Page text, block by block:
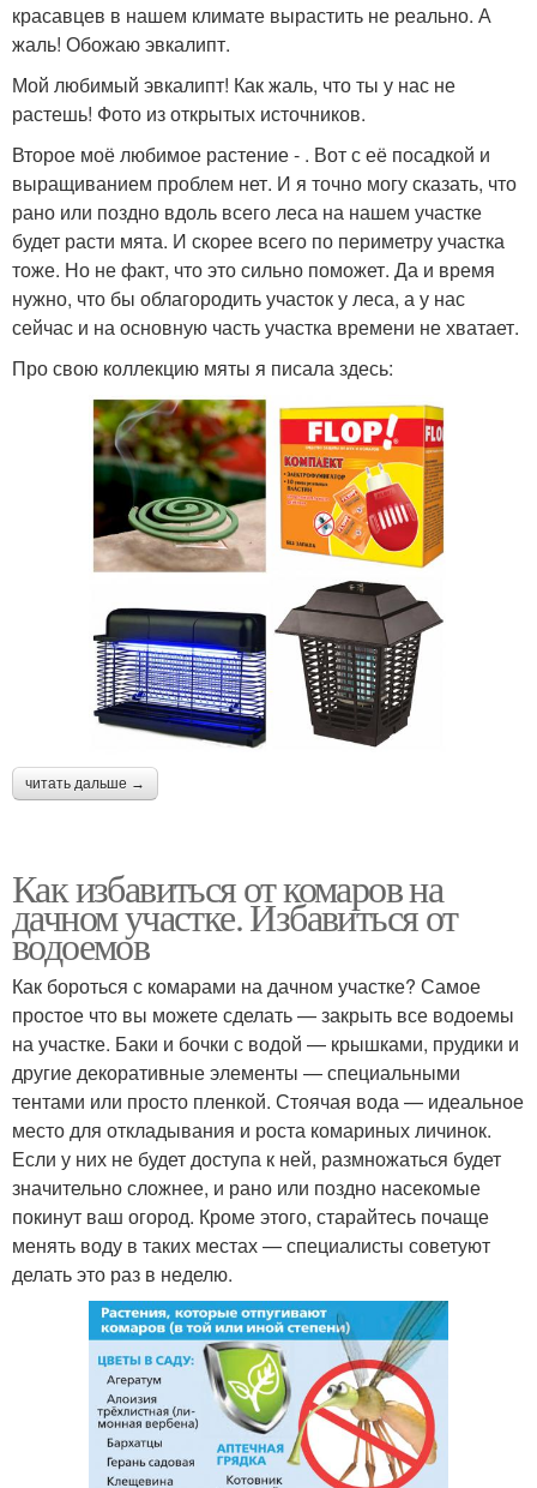
красавцев в нашем климате вырастить не реально. А
жаль! Обожаю эвкалипт.
Мой любимый эвкалипт! Как жаль, что ты у нас не
растешь! Фото из открытых источников.
Второе моё любимое растение - . Вот с её посадкой и
выращиванием проблем нет. И я точно могу сказать, что
рано или поздно вдоль всего леса на нашем участке
будет расти мята. И скорее всего по периметру участка
тоже. Но не факт, что это сильно поможет. Да и время
нужно, что бы облагородить участок у леса, а у нас
сейчас и на основную часть участка времени не хватает.
Про свою коллекцию мяты я писала здесь:
читать дальше →
Как избавиться от комаров на
дачном участке. Избавиться от
водоемов
Как бороться с комарами на дачном участке? Самое
простое что вы можете сделать — закрыть все водоемы
на участке. Баки и бочки с водой — крышками, прудики и
другие декоративные элементы — специальными
тентами или просто пленкой. Стоячая вода — идеальное
место для откладывания и роста комариных личинок.
Если у них не будет доступа к ней, размножаться будет
значительно сложнее, и рано или поздно насекомые
покинут ваш огород. Кроме этого, старайтесь почаще
менять воду в таких местах — специалисты советуют
делать это раз в неделю.